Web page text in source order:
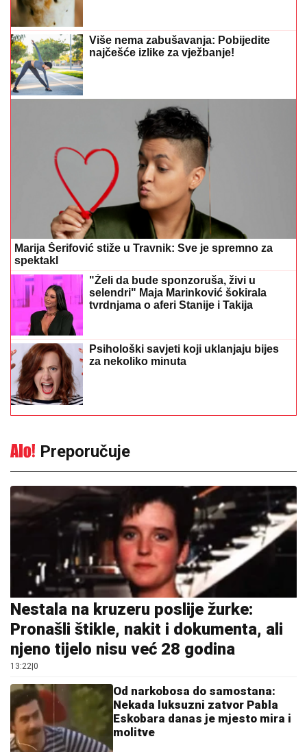
Više nema zabušavanja: Pobijedite
najčešće izlike za vježbanje!
Marija Šerifović stiže u Travnik: Sve je spremno za
spektakl
"Želi da bude sponzoruša, živi u
selendri" Maja Marinković šokirala
tvrdnjama o aferi Stanije i Takija
Psihološki savjeti koji uklanjaju bijes
za nekoliko minuta
Preporučuje
Nestala na kruzeru poslije žurke:
Pronašli štikle, nakit i dokumenta, ali
njeno tijelo nisu već 28 godina
13:22|0
Od narkobosa do samostana:
Nekada luksuzni zatvor Pabla
Eskobara danas je mjesto mira i
molitve